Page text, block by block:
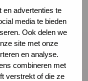
en advertenties te
media te bieden
Ook delen we
site met onze
en analyse.
combineren met
verstrekt of die ze